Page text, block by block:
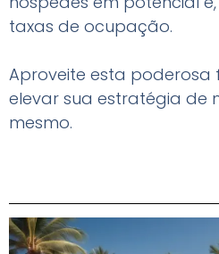
taxas de ocupação.
Aproveite esta
elevar sua estratégia de
mesmo.